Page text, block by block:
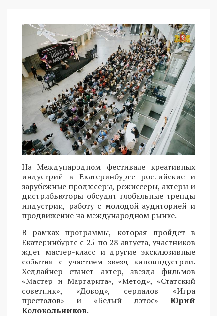
На Международном фестивале креативных
индустрий в Екатеринбурге российские и
зарубежные продюсеры, режиссеры, актеры и
дистрибьюторы обсудят глобальные тренды
индустрии, работу с молодой аудиторией и
продвижение на международном рынке.
В рамках программы, которая пройдет в
Екатеринбурге с 25 по 28 августа, участников
ждет мастер-класс и другие эксклюзивные
события с участием звезд киноиндустрии.
Хедлайнер станет актер, звезда фильмов
«Мастер и Маргарита», «Метод», «Статский
советник», «Довод», сериалов «Игра
престолов» и «Белый лотос» Юрий
Колокольников.